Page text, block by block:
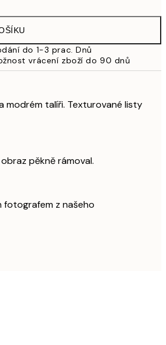
499 Kč
925 Kč
do 1-3 prac. Dnů
vrácení zboží do 90 dnů
modrém talíři. Texturované listy
pěkně rámoval.
fotografem z našeho